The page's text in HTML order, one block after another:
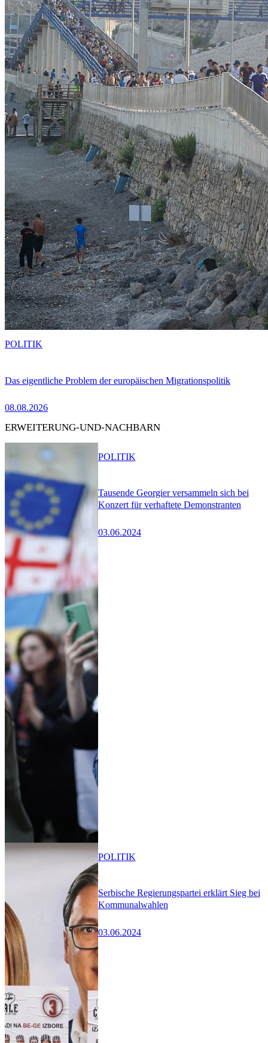
Das eigentliche Problem der europäischen Migrationspolitik
08.08.2026
POLITIK
ERWEITERUNG-UND-NACHBARN
Tausende Georgier versammeln sich bei
Konzert für verhaftete Demonstranten
03.06.2024
POLITIK
Serbische Regierungspartei erklärt Sieg bei
Kommunalwahlen
03.06.2024
POLITIK